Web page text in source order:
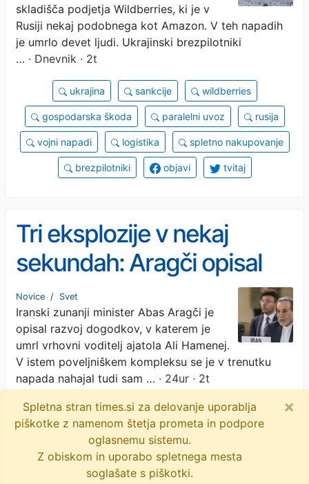
skladišča podjetja Wildberries, ki je v
Rusiji nekaj podobnega kot Amazon. V teh napadih
je umrlo devet ljudi. Ukrajinski brezpilotniki
… · Dnevnik · 2t
ukrajina sankcije wildberries
gospodarska škoda paralelni uvoz rusija
vojni napadi logistika spletno nakupovanje
brezpilotniki objavi tvitaj
Tri eksplozije v nekaj
sekundah: Aragči opisal
napad na državni vrh
Novice / Svet
Iranski zunanji minister Abas Aragči je
opisal razvoj dogodkov, v katerem je
umrl vrhovni voditelj ajatola Ali Hamenej.
V istem poveljniškem kompleksu se je v trenutku
napada nahajal tudi sam … · 24ur · 2t
abas aragči napad vojna v iranu
objavi tvitaj
Spletna stran times.si za delovanje uporablja
piškotke z namenom štetja prometa in podpore
oglasnemu sistemu.
Z obiskom in uporabo spletnega mesta
soglašate s piškotki.
×